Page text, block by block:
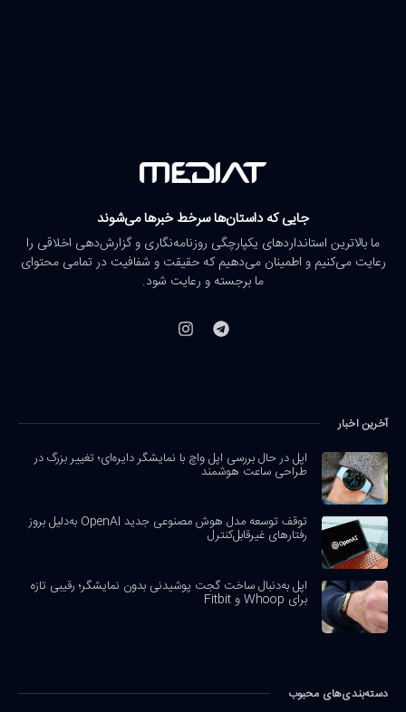
جایی که داستان‌ها سرخط خبرها می‌شوند
ما بالاترین استانداردهای یکپارچگی روزنامه‌نگاری و گزارش‌دهی اخلاقی را
رعایت می‌کنیم و اطمینان می‌دهیم که حقیقت و شفافیت در تمامی محتوای
ما برجسته و رعایت شود.
آخرین اخبار
اپل در حال بررسی اپل واچ با نمایشگر دایره‌ای؛ تغییر بزرگ در
طراحی ساعت هوشمند
توقف توسعه مدل هوش مصنوعی جدید OpenAI به‌دلیل بروز
رفتارهای غیرقابل‌کنترل
اپل به‌دنبال ساخت گجت پوشیدنی بدون نمایشگر؛ رقیبی تازه
برای Whoop و Fitbit
دسته‌بندی‌های محبوب